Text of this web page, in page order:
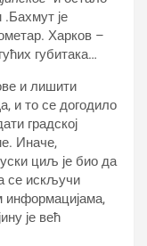
.Бахмут је
Харков –
губитака…
и лишити
и то се догодило
градској
Иначе,
циљ је био да
се искључи
информацијама,
је већ